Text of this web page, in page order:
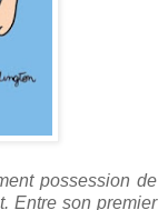
possession de
Entre son premier